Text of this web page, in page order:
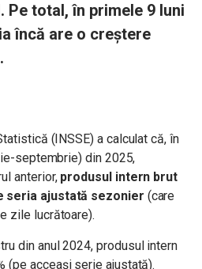
Pe total, în primele 9 luni
încă are o creștere
(INSSE) a calculat că, în
septembrie) din 2025,
anterior, produsul intern brut
seria ajustată sezonier (care
zile lucrătoare).
din anul 2024, produsul intern
(pe acceași serie ajustată).